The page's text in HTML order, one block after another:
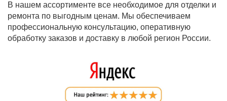
В нашем ассортименте все необходимое для отделки и
ремонта по выгодным ценам. Мы обеспечиваем
профессиональную консультацию, оперативную
обработку заказов и доставку в любой регион России.